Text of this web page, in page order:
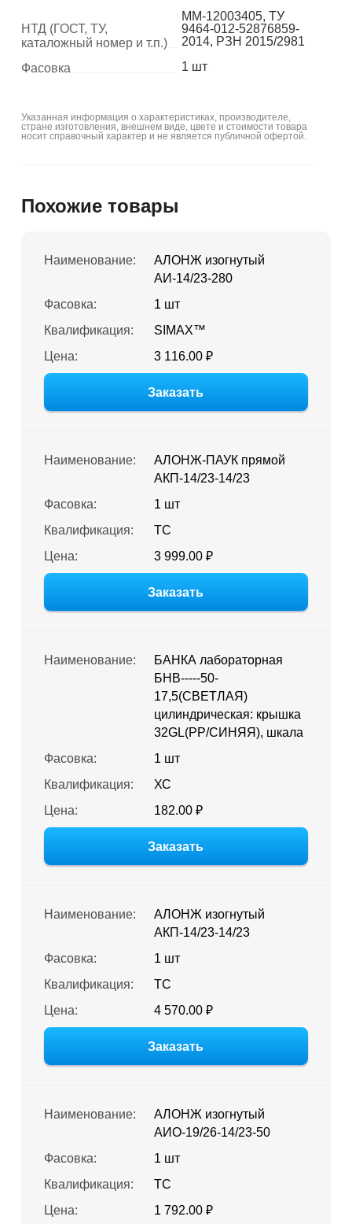
НТД (ГОСТ, ТУ,
каталожный номер и т.п.)
MM-12003405, ТУ
9464-012-52876859-
2014, РЗН 2015/2981
Фасовка
1 шт
Указанная информация о характеристиках, производителе,
стране изготовления, внешнем виде, цвете и стоимости товара
носит справочный характер и не является публичной офертой.
Похожие товары
Наименование:
АЛОНЖ изогнутый
АИ-14/23-280
Фасовка:
1 шт
Квалификация:
SIMAX™
Цена:
3 116.00 ₽
Заказать
Наименование:
АЛОНЖ-ПАУК прямой
АКП-14/23-14/23
Фасовка:
1 шт
Квалификация:
ТС
Цена:
3 999.00 ₽
Заказать
Наименование:
БАНКА лабораторная
БНВ-----50-
17,5(СВЕТЛАЯ)
цилиндрическая: крышка
32GL(PP/СИНЯЯ), шкала
Фасовка:
1 шт
Квалификация:
ХС
Цена:
182.00 ₽
Заказать
Наименование:
АЛОНЖ изогнутый
АКП-14/23-14/23
Фасовка:
1 шт
Квалификация:
ТС
Цена:
4 570.00 ₽
Заказать
Наименование:
АЛОНЖ изогнутый
АИО-19/26-14/23-50
Фасовка:
1 шт
Квалификация:
ТС
Цена:
1 792.00 ₽